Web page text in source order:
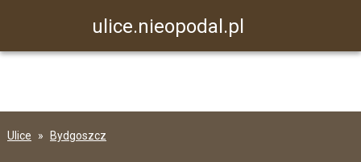
ulice.nieopodal.pl
Ulice Bydgoszcz